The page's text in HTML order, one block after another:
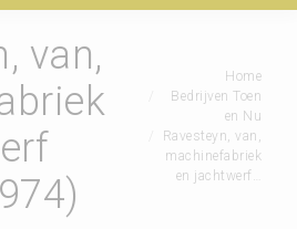
van,
Home
Bedrijven Toen
en Nu
Ravesteyn, van,
machinefabriek
en jachtwerf…